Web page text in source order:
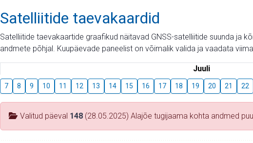
Satelliitide taevakaardid
Satelliitide taevakaartide graafikud näitavad GNSS-satelliitide suunda ja
andmete põhjal. Kuupäevade paneelist on võimalik valida ja vaadata
Juuli
7 8 9 10 11 12 13 14 15 16 17 18 19 20 21 22
Valitud päeval 148 (28.05.2025) Alajõe tugijaama kohta andmed